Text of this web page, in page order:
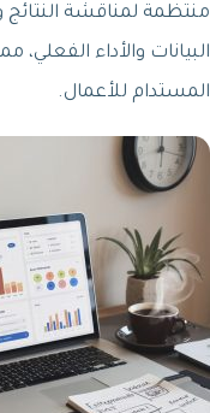
منتظمة لمناقشة
البيانات والأداء
المستدام للأعمال.